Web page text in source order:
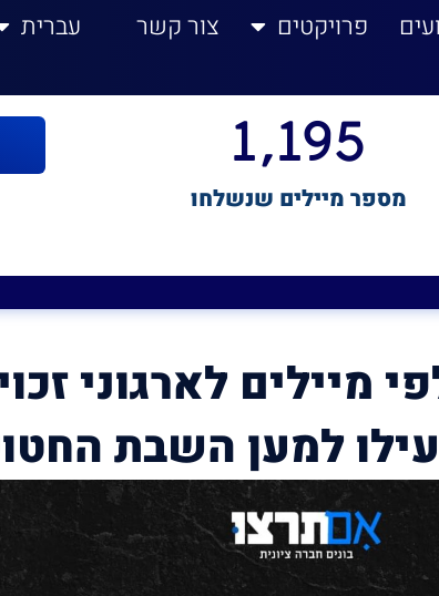
פרויקטים צור קשר עברית
מספר מיילים שנשלחו
1,195
מיילים לארגוני
למען השבת